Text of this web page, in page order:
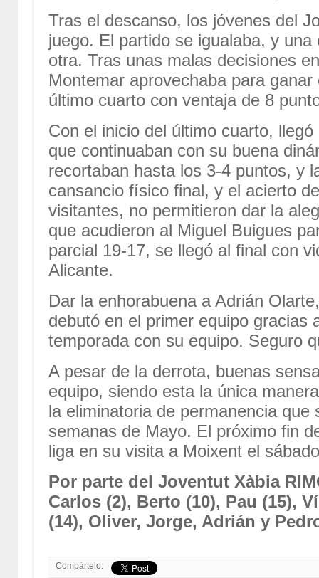
Tras el descanso, los jóvenes del
juego. El partido se igualaba, y
otra. Tras unas malas decisiones
Montemar aprovechaba para
último cuarto con ventaja de 8
Con el inicio del último cuarto,
que continuaban con su buena
recortaban hasta los 3-4 puntos, y
cansancio físico final, y el acierto
visitantes, no permitieron dar la
que acudieron al Miguel Buigues
parcial 19-17, se llegó al final con
Alicante.
Dar la enhorabuena a Adrián
debutó en el primer equipo gracias
temporada con su equipo. Seguro
A pesar de la derrota, buenas
equipo, siendo esta la única
la eliminatoria de permanencia
semanas de Mayo. El próximo fin
liga en su visita a Moixent el
Por parte del Joventut Xàbia
Carlos (2), Berto (10), Pau (15),
(14), Oliver, Jorge, Adrián y
Compártelo: